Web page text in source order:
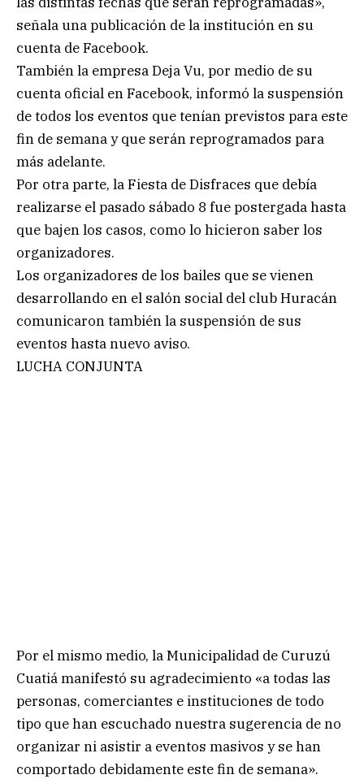
señala una publicación de la institución en su
cuenta de Facebook.
También la empresa Deja Vu, por medio de su
cuenta oficial en Facebook, informó la suspensión
de todos los eventos que tenían previstos para este
fin de semana y que serán reprogramados para
más adelante.
Por otra parte, la Fiesta de Disfraces que debía
realizarse el pasado sábado 8 fue postergada hasta
que bajen los casos, como lo hicieron saber los
organizadores.
Los organizadores de los bailes que se vienen
desarrollando en el salón social del club Huracán
comunicaron también la suspensión de sus
eventos hasta nuevo aviso.
LUCHA CONJUNTA
Por el mismo medio, la Municipalidad de Curuzú
Cuatiá manifestó su agradecimiento «a todas las
personas, comerciantes e instituciones de todo
tipo que han escuchado nuestra sugerencia de no
organizar ni asistir a eventos masivos y se han
comportado debidamente este fin de semana».